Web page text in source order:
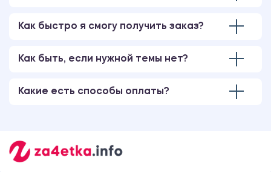
Как быстро я смогу получить заказ?
Как быть, если нужной темы нет?
Какие есть способы оплаты?